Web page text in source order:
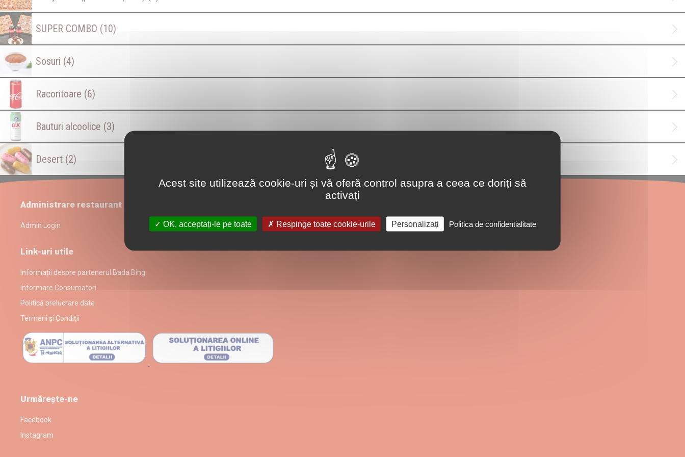
SUPER COMBO (10)
Sosuri (4)
Racoritoare (6)
Bauturi alcoolice (3)
Desert (2)
Administrare restaurant
Admin Login
Link-uri utile
Informații despre partenerul Bada Bing
Informare Consumatori
Politică prelucrare date
Termeni și Condiții
Urmărește-ne
Facebook
Instagram
Acest site utilizează cookie-uri și vă oferă control asupra a ceea ce doriți să
activați
OK, acceptați-le pe toate Respinge toate cookie-urile Personalizați Politica de confidentialitate